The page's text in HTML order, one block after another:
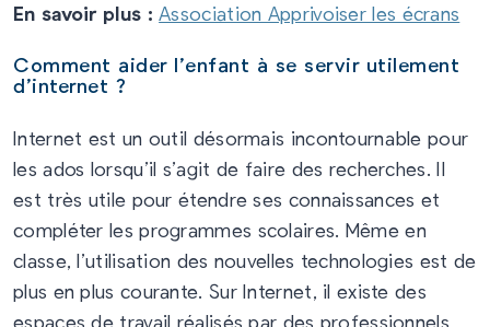
En savoir plus : Association Apprivoiser les écrans
Comment aider l’enfant à se servir utilement
d’internet ?
Internet est un outil désormais incontournable pour
les ados lorsqu’il s’agit de faire des recherches. Il
est très utile pour étendre ses connaissances et
compléter les programmes scolaires. Même en
classe, l’utilisation des nouvelles technologies est de
plus en plus courante. Sur Internet, il existe des
espaces de travail réalisés par des professionnels